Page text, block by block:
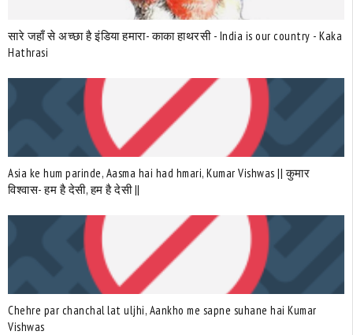
सारे जहाँ से अच्छा है इंडिया हमारा- काका हाथरसी - India is our country - Kaka
Hathrasi
Asia ke hum parinde, Aasma hai had hmari, Kumar Vishwas || कुमार
विश्वास- हम है देसी, हम है देसी ||
Chehre par chanchal lat uljhi, Aankho me sapne suhane hai Kumar
Vishwas